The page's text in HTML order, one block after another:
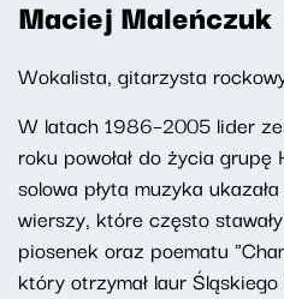
Maciej Maleńczuk
Wokalista, gitarzysta
W latach 1986–2005 lider
roku powołał do życia grupę
solowa płyta muzyka
wierszy, które często
piosenek oraz poematu
który otrzymał laur